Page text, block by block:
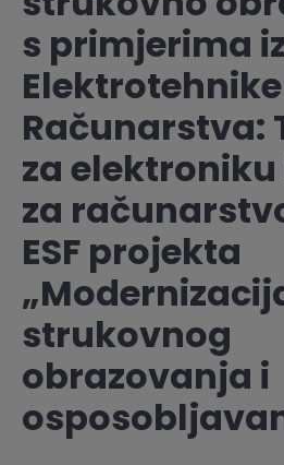
s primjerima
Računarstva:
za
za
ESF projekta
strukovnog
obrazovanja i